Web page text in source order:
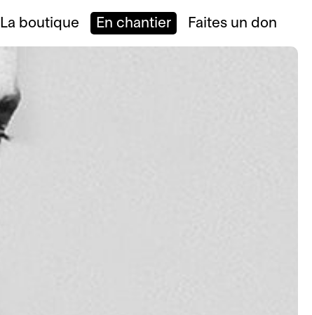
La boutique En chantier Faites un donOuvrir
menu